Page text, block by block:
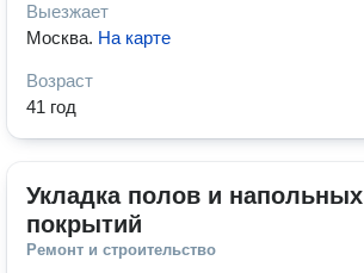
Выезжает
Москва. На карте
Возраст
41 год
Укладка полов и напольных
покрытий
Ремонт и строительство